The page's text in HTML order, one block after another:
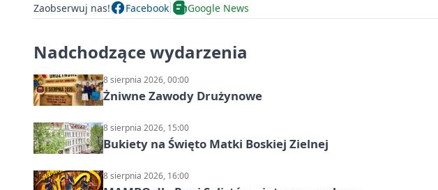
Zaobserwuj nas! Facebook Google News
Nadchodzące wydarzenia
8 sierpnia 2026, 00:00
Żniwne Zawody Drużynowe
8 sierpnia 2026, 15:00
Bukiety na Święto Matki Boskiej Zielnej
8 sierpnia 2026, 16:00